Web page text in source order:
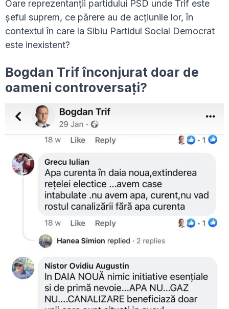
Oare reprezentanții partidului PSD unde Trif este
șeful suprem, ce părere au de acțiunile lor, în
contextul în care la Sibiu Partidul Social Democrat
este inexistent?
Bogdan Trif înconjurat doar de
oameni controversați?